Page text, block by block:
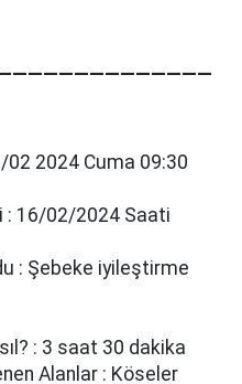
02 2024 Cuma 09:30
: 16/02/2024 Saati
: Şebeke i̇yi̇leşti̇rme
: 3 saat 30 dakika
Alanlar : Köseler